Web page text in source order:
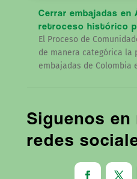
Cerrar embajadas en
retroceso histórico
El Proceso de
de manera categórica la
embajadas de Colombia
Siguenos
redes